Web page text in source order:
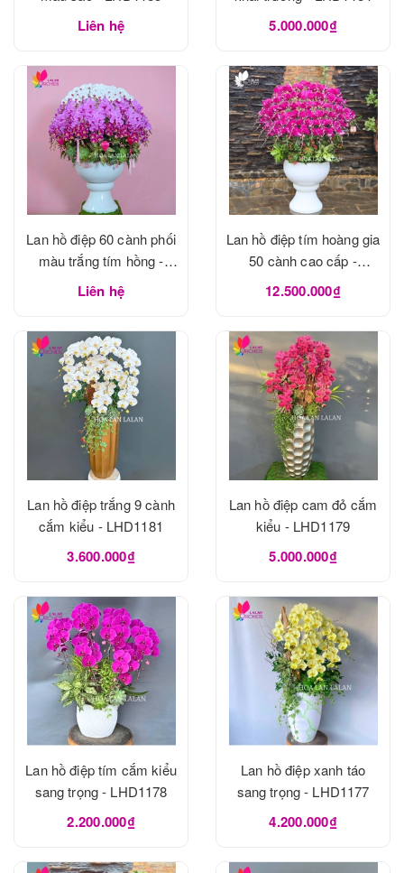
Liên hệ 5.000.000₫
Lan hồ điệp 60 cành phối
màu trắng tím hồng -
LHD1183
Liên hệ
Lan hồ điệp tím hoàng gia
50 cành cao cấp -
LHD1182
12.500.000₫
Lan hồ điệp trắng 9 cành
cắm kiểu - LHD1181
3.600.000₫
Lan hồ điệp cam đỏ cắm
kiểu - LHD1179
5.000.000₫
Lan hồ điệp tím cắm kiểu
sang trọng - LHD1178
2.200.000₫
Lan hồ điệp xanh táo
sang trọng - LHD1177
4.200.000₫